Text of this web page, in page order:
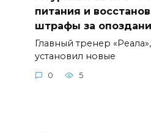
питания и
штрафы за
Главный тренер
установил новые
0 5